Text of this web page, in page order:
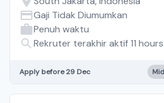
Gaji Tidak Diumumkan
Penuh waktu
Rekruter terakhir aktif 11
Apply before 29 Dec